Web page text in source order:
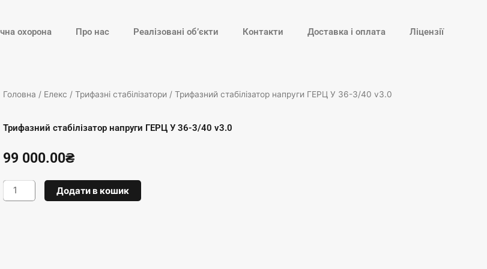
охорона Про нас Реалізовані об’єкти Контакти Доставка і оплата Ліцензії
Головна / Елекс / Трифазні стабілізатори / Трифазний стабілізатор напруги ГЕРЦ У 36-3/40 v3.0
Трифазний стабілізатор напруги ГЕРЦ У 36-3/40 v3.0
99 000.00₴
Трифазний
стабілізатор
Додати в кошик